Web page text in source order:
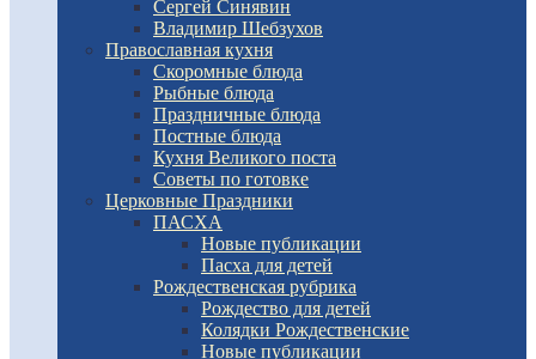
Сергей Синявин
Владимир Шебзухов
Православная кухня
Скоромные блюда
Рыбные блюда
Праздничные блюда
Постные блюда
Кухня Великого поста
Советы по готовке
Церковные Праздники
ПАСХА
Новые публикации
Пасха для детей
Рождественская рубрика
Рождество для детей
Колядки Рождественские
Новые публикации